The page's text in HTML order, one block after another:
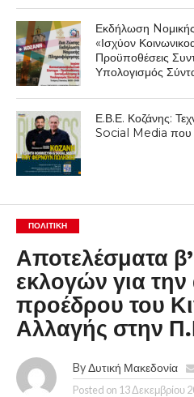
Εκδήλωση
«Ισχύον
Προϋποθέσεις
Υπολογισμός
Ε.Β.Ε. Κοζάνης:
Social Media που
ΠΟΛΙΤΙΚΉ
Αποτελέσματα
εκλογών για την
προέδρου του
Αλλαγής στην
By Δυτική Μακεδονία
Posted on 13 Δεκεμβρίου